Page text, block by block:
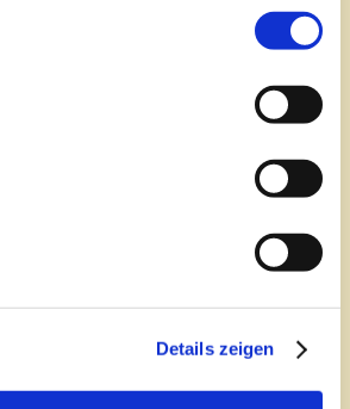
Details zeigen